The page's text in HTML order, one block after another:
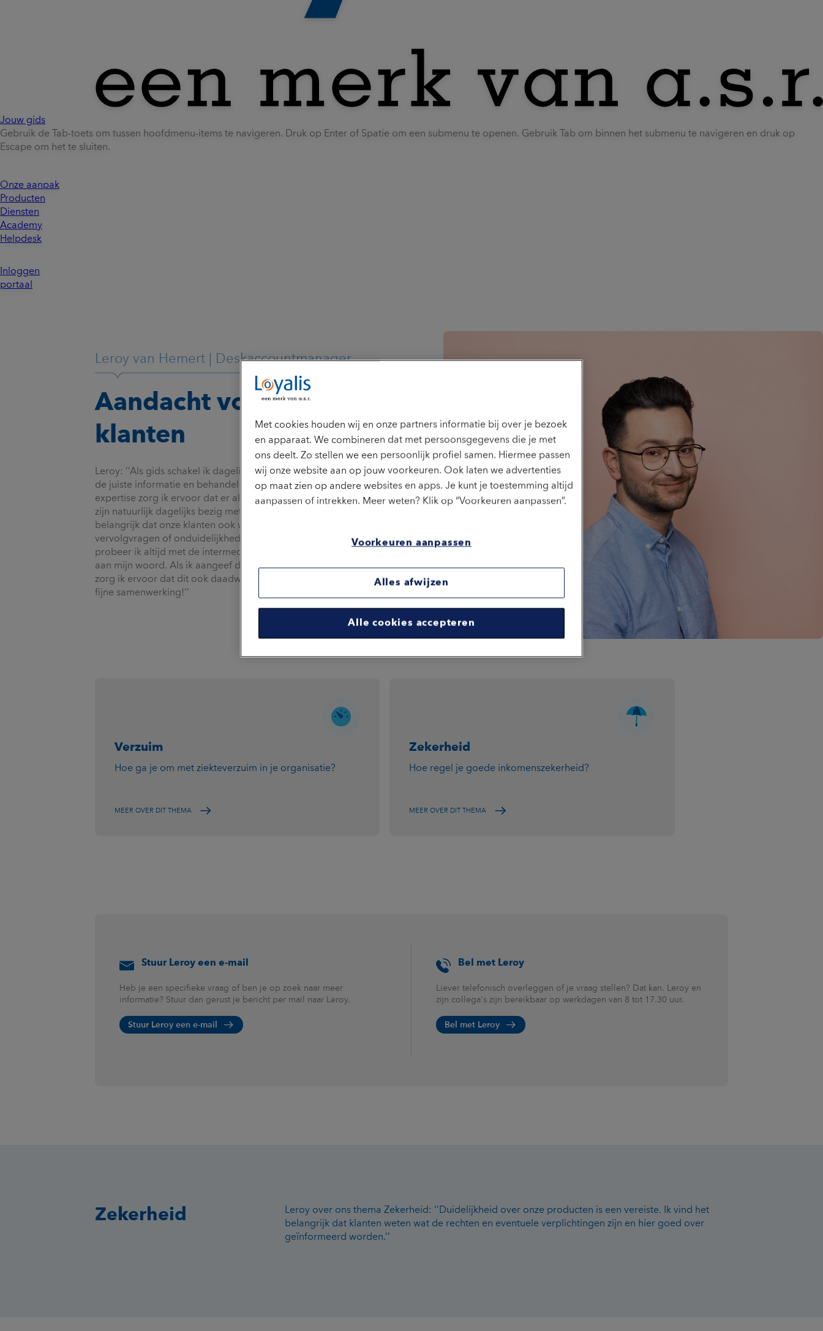
Jouw gids
Gebruik de Tab-toets om tussen hoofdmenu-items te navigeren. Druk op Enter of Spatie om een submenu te openen. Gebruik Tab om binnen het submenu te navigeren en druk op
Escape om het te sluiten.
Onze aanpak
Producten
Diensten
Academy
Helpdesk
Inloggen
portaal
Leroy van Hemert | Deskaccountmanager
Aandacht voor tevreden
klanten
Leroy: ‘’Als gids schakel ik dagelijks met intermediairs, voorzie ze van
de juiste informatie en behandel diverse uitvragen. Vanuit mijn
expertise zorg ik ervoor dat er altijd een helder plan van aanpak is. Wij
zijn natuurlijk dagelijks bezig met onze producten en ik vind het
belangrijk dat onze klanten ook weten waar ze aan toe zijn. Eventuele
vervolgvragen of onduidelijkheden worden zo al getackeld. Verder
probeer ik altijd met de intermediairs mee te denken en houd ik me
aan mijn woord. Als ik aangeef dat je vandaag wordt teruggebeld, dan
zorg ik ervoor dat dit ook daadwerkelijk gebeurt. Dat resulteert in een
fijne samenwerking!’’
Verzuim
Hoe ga je om met ziekteverzuim in je organisatie?
MEER OVER DIT THEMA
Zekerheid
Hoe regel je goede inkomenszekerheid?
MEER OVER DIT THEMA
Stuur Leroy een e-mail
Heb je een specifieke vraag of ben je op zoek naar meer
informatie? Stuur dan gerust je bericht per mail naar Leroy.
Stuur Leroy een e-mail
Bel met Leroy
Liever telefonisch overleggen of je vraag stellen? Dat kan. Leroy en
zijn collega's zijn bereikbaar op werkdagen van 8 tot 17.30 uur.
Bel met Leroy
Zekerheid
Leroy over ons thema Zekerheid: ‘’Duidelijkheid over onze producten is een vereiste. Ik vind het
belangrijk dat klanten weten wat de rechten en eventuele verplichtingen zijn en hier goed over
geïnformeerd worden.’’
Met cookies houden wij en onze partners informatie bij over je bezoek
en apparaat. We combineren dat met persoonsgegevens die je met
ons deelt. Zo stellen we een persoonlijk profiel samen. Hiermee passen
wij onze website aan op jouw voorkeuren. Ook laten we advertenties
op maat zien op andere websites en apps. Je kunt je toestemming altijd
aanpassen of intrekken. Meer weten? Klik op “Voorkeuren aanpassen”.
Voorkeuren aanpassen
Alles afwijzen
Alle cookies accepteren